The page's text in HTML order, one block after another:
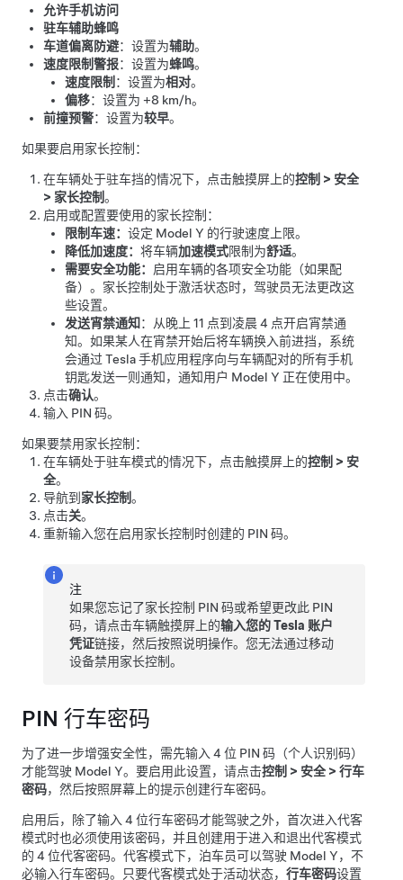
允许手机访问
驻车辅助蜂鸣
车道偏离防避：设置为辅助。
速度限制警报：设置为蜂鸣。
速度限制 ：设置为相对。
偏移：设置为 +8 km/h。
前撞预警：设置为较早。
如果要启用家长控制：
在车辆处于驻车挡的情况下，点击触摸屏上的控制 > 安全
> 家长控制。
启用或配置要使用的家长控制：
限制车速： 设定 Model Y 的行驶速度上限。
降低加速度： 将车辆加速模式限制为舒适。
需要安全功能： 启用车辆的各项安全功能（如果配
备）。家长控制处于激活状态时，驾驶员无法更改这
些设置。
发送宵禁通知 ：从晚上 11 点到凌晨 4 点开启宵禁通
知。如果某人在宵禁开始后将车辆换入前进挡，系统
会通过 Tesla 手机应用程序向与车辆配对的所有手机
钥匙发送一则通知，通知用户 Model Y 正在使用中。
点击确认。
输入 PIN 码。
如果要禁用家长控制：
在车辆处于驻车模式的情况下，点击触摸屏上的控制 > 安
全。
导航到 家长控制。
点击关。
重新输入您在启用家长控制时创建的 PIN 码。
注
如果您忘记了家长控制 PIN 码或希望更改此 PIN
码，请点击车辆触摸屏上的输入您的 Tesla 账户
凭证链接，然后按照说明操作。您无法通过移动
设备禁用家长控制。
PIN 行车密码
为了进一步增强安全性，需先输入 4 位 PIN 码（个人识别码）
才能驾驶 Model Y。要启用此设置，请点击控制 > 安全> 行车
密码，然后按照屏幕上的提示创建行车密码。
启用后，除了输入 4 位行车密码才能驾驶之外，首次进入代客
模式时也必须使用该密码，并且创建用于进入和退出代客模式
的 4 位代客密码。代客模式下，泊车员可以驾驶 Model Y，不
必输入行车密码。只要代客模式处于活动状态， 行车密码设置